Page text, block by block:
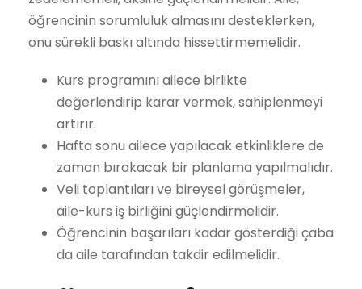
öğrencinin sorumluluk almasını desteklerken,
onu sürekli baskı altında hissettirmemelidir.
Kurs programını ailece birlikte
değerlendirip karar vermek, sahiplenmeyi
artırır.
Hafta sonu ailece yapılacak etkinliklere de
zaman bırakacak bir planlama yapılmalıdır.
Veli toplantıları ve bireysel görüşmeler,
aile-kurs iş birliğini güçlendirmelidir.
Öğrencinin başarıları kadar gösterdiği çaba
da aile tarafından takdir edilmelidir.